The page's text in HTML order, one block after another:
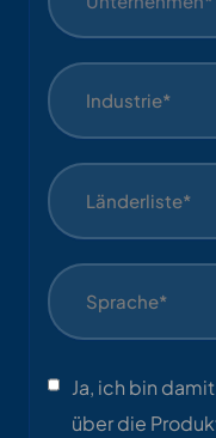
Industrie*
Länderliste*
Sprache*
Ja, ich bin
über die